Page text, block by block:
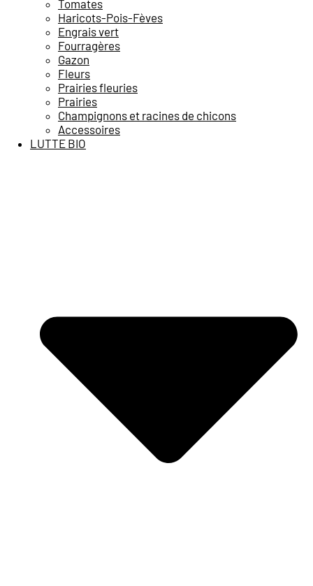
Tomates
Haricots-Pois-Fèves
Engrais vert
Fourragères
Gazon
Fleurs
Prairies fleuries
Prairies
Champignons et racines de chicons
Accessoires
LUTTE BIO